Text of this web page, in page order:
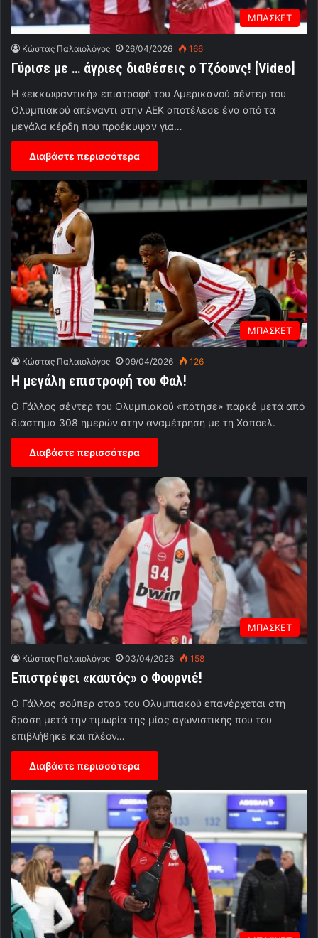
ΜΠΑΣΚΕΤ
Κώστας Παλαιολόγος 26/04/2026 166
Γύρισε με … άγριες διαθέσεις ο Τζόουνς! [Video]
Η «εκκωφαντική» επιστροφή του Αμερικανού σέντερ του
Ολυμπιακού απέναντι στην ΑΕΚ αποτέλεσε ένα από τα
μεγάλα κέρδη που προέκυψαν για…
Διαβάστε περισσότερα
ΜΠΑΣΚΕΤ
Κώστας Παλαιολόγος 09/04/2026 126
Η μεγάλη επιστροφή του Φαλ!
Ο Γάλλος σέντερ του Ολυμπιακού «πάτησε» παρκέ μετά από
διάστημα 308 ημερών στην αναμέτρηση με τη Χάποελ.
Διαβάστε περισσότερα
ΜΠΑΣΚΕΤ
Κώστας Παλαιολόγος 03/04/2026 158
Επιστρέφει «καυτός» ο Φουρνιέ!
Ο Γάλλος σούπερ σταρ του Ολυμπιακού επανέρχεται στη
δράση μετά την τιμωρία της μίας αγωνιστικής που του
επιβλήθηκε και πλέον…
Διαβάστε περισσότερα